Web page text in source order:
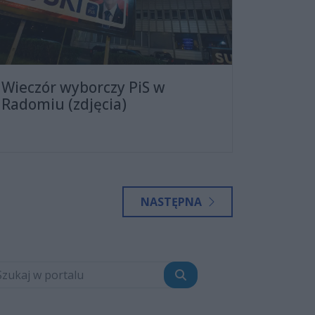
Wieczór wyborczy PiS w
Radomiu (zdjęcia)
NASTĘPNA
Szukaj